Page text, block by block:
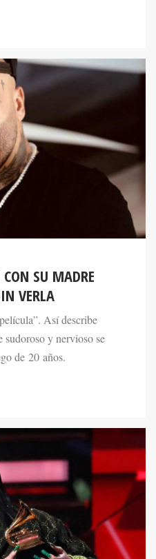
SU MADRE
VERLA
Así describe
sudoroso y nervioso se
de 20 años.